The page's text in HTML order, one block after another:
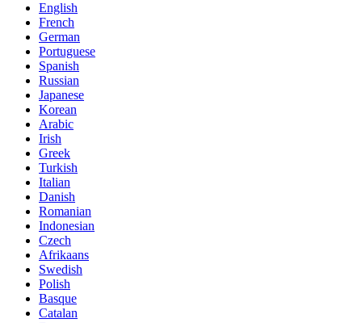
English
French
German
Portuguese
Spanish
Russian
Japanese
Korean
Arabic
Irish
Greek
Turkish
Italian
Danish
Romanian
Indonesian
Czech
Afrikaans
Swedish
Polish
Basque
Catalan